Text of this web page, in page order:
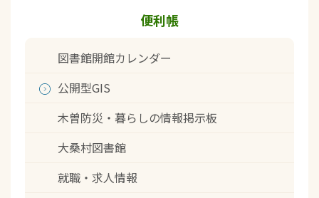
便利帳
図書館開館カレンダー
公開型GIS
木曽防災・暮らしの情報掲示板
大桑村図書館
就職・求人情報